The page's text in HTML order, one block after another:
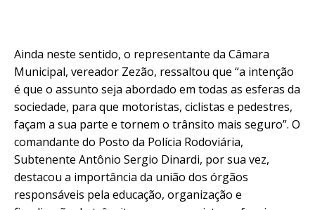
Ainda neste sentido, o representante da Câmara
Municipal, vereador Zezão, ressaltou que “a intenção
é que o assunto seja abordado em todas as esferas da
sociedade, para que motoristas, ciclistas e pedestres,
façam a sua parte e tornem o trânsito mais seguro”. O
comandante do Posto da Polícia Rodoviária,
Subtenente Antônio Sergio Dinardi, por sua vez,
destacou a importância da união dos órgãos
responsáveis pela educação, organização e